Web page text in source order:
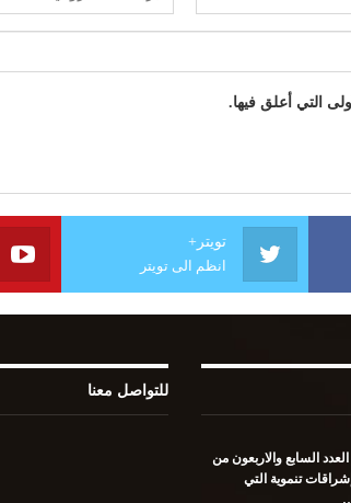
التي أعلق فيها.
تويتر+
انظم الى تويتر
السابع والاربعون من
تنموية التي
للتواصل معنا